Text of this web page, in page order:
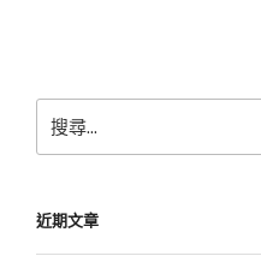
尋
字:
近期文章